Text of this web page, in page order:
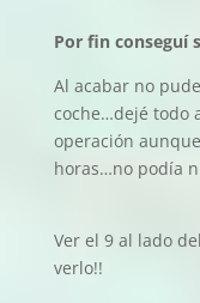
Por fin conseguí
Al acabar no
coche…dejé todo
operación
horas…no podía
Ver el 9 al lado
verlo!!